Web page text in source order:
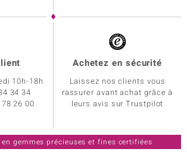
10h-18h
34 34
26 00
Achetez en sécurité
Laissez nos clients vous
rassurer avant achat grâce à
leurs avis sur Trustpilot
gemmes précieuses et fines certifiées